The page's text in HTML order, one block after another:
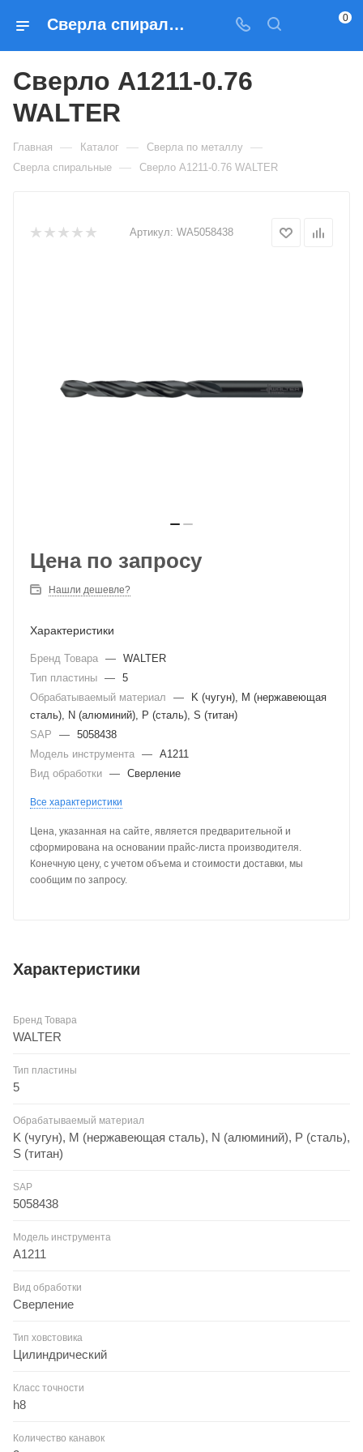
Сверла спиральные Сверло A1211-0.76 WALTER — купить по выгодным ценам в Москве 0
Сверло A1211-0.76
WALTER
Главная — Каталог — Сверла по металлу —
Сверла спиральные — Сверло A1211-0.76 WALTER
Артикул: WA5058438
Цена по запросу
Нашли дешевле?
Характеристики
Бренд Товара — WALTER
Тип пластины — 5
Обрабатываемый материал
—
K (чугун), M (нержавеющая
сталь), N (алюминий), P (сталь), S (титан)
SAP
— 5058438
Модель инструмента — A1211
Вид обработки — Сверление
Все характеристики
Цена, указанная на сайте, является предварительной и
сформирована на основании прайс-листа производителя.
Конечную цену, с учетом объема и стоимости доставки, мы
сообщим по запросу.
Характеристики
Бренд Товара
WALTER
Тип пластины
5
Обрабатываемый материал
K (чугун), M (нержавеющая сталь), N (алюминий), P (сталь),
S (титан)
SAP
5058438
Модель инструмента
A1211
Вид обработки
Сверление
Тип ховстовика
Цилиндрический
Класс точности
h8
Количество канавок